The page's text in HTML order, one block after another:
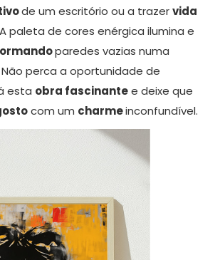
de um escritório ou a trazervida
paleta de cores enérgica ilumina e
paredes vazias numa
Não perca a oportunidade de
esta obra fascinantee deixe que
com um charmeinconfundível.